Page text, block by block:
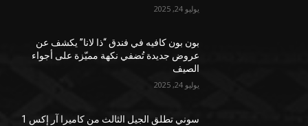
يوليو 24, 2025
بون بون كافيه في فندق “ذا لانا” يكشف عن
عروض جديدة تُضفي نكهة مميّزة على أجواء
الصيف
يوليو 24, 2025
سوني تطلق الجيل الثالث من كاميرا آر إكس 1